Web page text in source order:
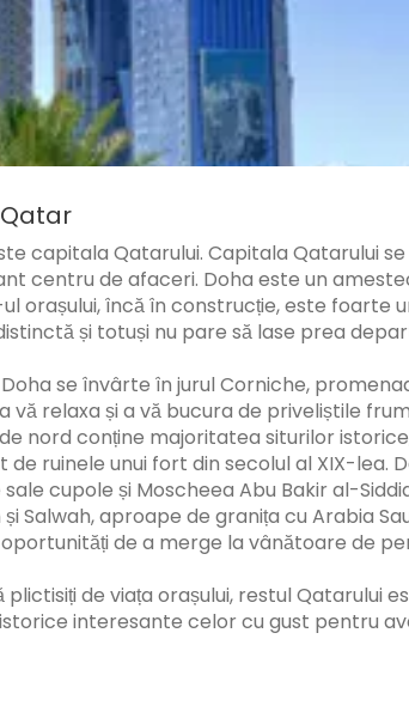
Qatar
capitala Qatarului. Capitala Qatarului
centru de afaceri. Doha este un
orașului, încă în construcție, este foarte
și totuși nu pare să lase prea
se învârte în jurul Corniche,
vă relaxa și a vă bucura de priveliștile
nord conține majoritatea siturilor
de ruinele unui fort din secolul al XIX-lea.
cupole și Moscheea Abu Bakir al-
și Salwah, aproape de granița cu Arabia
de a merge la vânătoare de
plictisiți de viața orașului, restul Qatarului
interesante celor cu gust pentru